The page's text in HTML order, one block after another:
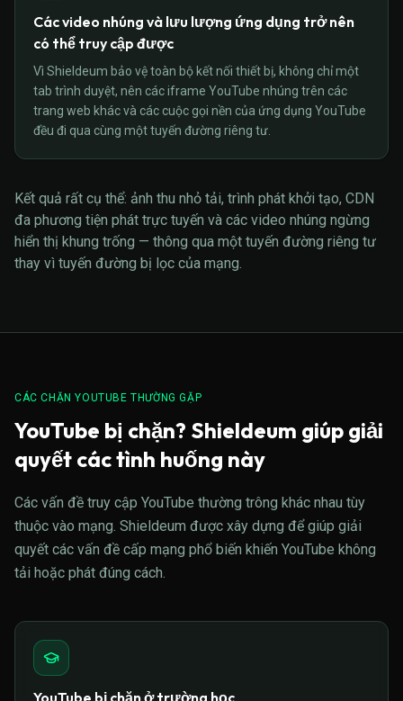
Các video nhúng và lưu lượng ứng dụng trở nên
có thể truy cập được
Vì Shieldeum bảo vệ toàn bộ kết nối thiết bị, không chỉ một
tab trình duyệt, nên các iframe YouTube nhúng trên các
trang web khác và các cuộc gọi nền của ứng dụng YouTube
đều đi qua cùng một tuyến đường riêng tư.
Kết quả rất cụ thể: ảnh thu nhỏ tải, trình phát khởi tạo, CDN
đa phương tiện phát trực tuyến và các video nhúng ngừng
hiển thị khung trống — thông qua một tuyến đường riêng tư
thay vì tuyến đường bị lọc của mạng.
CÁC CHẶN YOUTUBE THƯỜNG GẶP
YouTube bị chặn? Shieldeum giúp giải
quyết các tình huống này
Các vấn đề truy cập YouTube thường trông khác nhau tùy
thuộc vào mạng. Shieldeum được xây dựng để giúp giải
quyết các vấn đề cấp mạng phổ biến khiến YouTube không
tải hoặc phát đúng cách.